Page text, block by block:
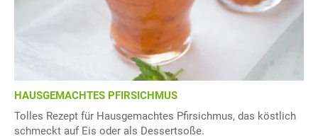
HAUSGEMACHTES PFIRSICHMUS
Tolles Rezept für Hausgemachtes Pfirsichmus, das köstlich
schmeckt auf Eis oder als Dessertsoße.